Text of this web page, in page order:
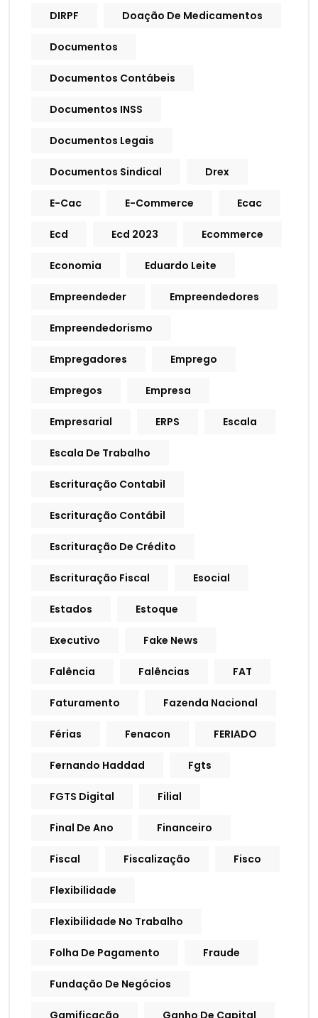
DIRPF Doação De Medicamentos
Documentos
Documentos Contábeis
Documentos INSS
Documentos Legais
Documentos Sindical Drex
E-Cac E-Commerce Ecac
Ecd Ecd 2023 Ecommerce
Economia Eduardo Leite
Empreendeder Empreendedores
Empreendedorismo
Empregadores Emprego
Empregos Empresa
Empresarial ERPS Escala
Escala De Trabalho
Escrituração Contabil
Escrituração Contábil
Escrituração De Crédito
Escrituração Fiscal Esocial
Estados Estoque
Executivo Fake News
Falência Falências FAT
Faturamento Fazenda Nacional
Férias Fenacon FERIADO
Fernando Haddad Fgts
FGTS Digital Filial
Final De Ano Financeiro
Fiscal Fiscalização Fisco
Flexibilidade
Flexibilidade No Trabalho
Folha De Pagamento Fraude
Fundação De Negócios